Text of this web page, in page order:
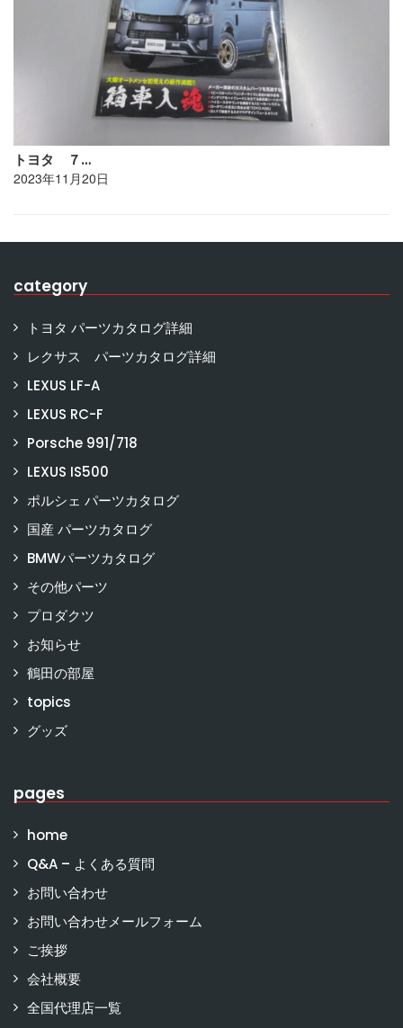
トヨタ ７…
2023年11月20日
category
トヨタ パーツカタログ詳細
レクサス パーツカタログ詳細
LEXUS LF-A
LEXUS RC-F
Porsche 991/718
LEXUS IS500
ポルシェ パーツカタログ
国産 パーツカタログ
BMWパーツカタログ
その他パーツ
プロダクツ
お知らせ
鶴田の部屋
topics
グッズ
pages
home
Q&A – よくある質問
お問い合わせ
お問い合わせメールフォーム
ご挨拶
会社概要
全国代理店一覧